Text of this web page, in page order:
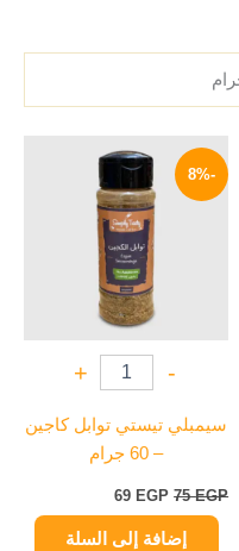
-8%
-
+
سيمبلي تيستي توابل كاجين
– 60 جرام
75EGP
الأصلي
هو:
75 EGP.
69 EGP
الحالي
هو:
69 EGP.
إضافة إلى السلة